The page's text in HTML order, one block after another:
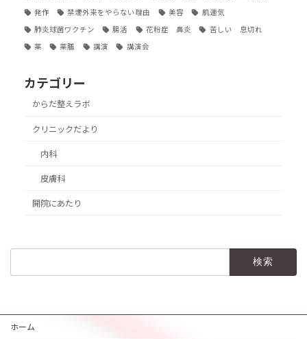
発作 禁煙外来をやらない理由 美容 肌運気
肺炎球菌ワクチン 腸活 花粉症 鼻炎 苦しい 息切れ
薬 薬膳 講演 講演会
カテゴリー
からだ整えラボ
クリニックだより
内科
皮膚科
開院にあたり
ホーム